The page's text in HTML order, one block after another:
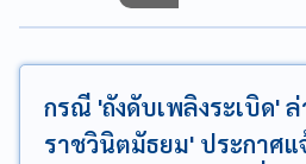
กรณี 'ถังดับเพลิงระเบิด' ล่
ราชวินิตมัธยม' ประกาศแ